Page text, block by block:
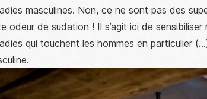
masculines. Non, ce ne sont pas des
odeur de sudation ! Il s’agit ici de
qui touchent les hommes en particulier